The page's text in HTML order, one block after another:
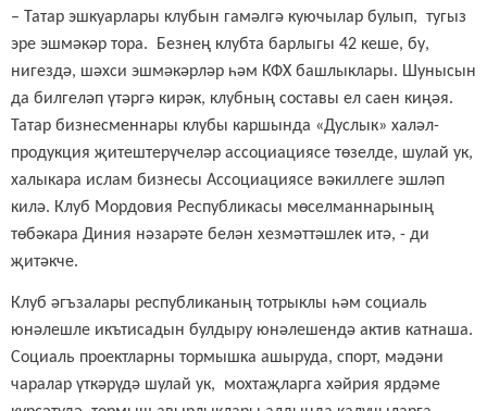
– Татар эшкуарлары клубын гамәлгә куючылар булып, тугыз
эре эшмәкәр тора. Безнең клубта барлыгы 42 кеше, бу,
нигездә, шәхси эшмәкәрләр һәм КФХ башлыклары. Шунысын
да билгеләп үтәргә кирәк, клубның составы ел саен киңәя.
Татар бизнесменнары клубы каршында «Дуслык» халәл-
продукция җитештерүчеләр ассоциациясе төзелде, шулай ук,
халыкара ислам бизнесы Ассоциациясе вәкиллеге эшләп
килә. Клуб Мордовия Республикасы мөселманнарының
төбәкара Диния нәзарәте белән хезмәттәшлек итә, - ди
җитәкче.
Клуб әгъзалары республиканың тотрыклы һәм социаль
юнәлешле икътисадын булдыру юнәлешендә актив катнаша.
Социаль проектларны тормышка ашыруда, спорт, мәдәни
чаралар үткәрүдә шулай ук, мохтаҗларга хәйрия ярдәме